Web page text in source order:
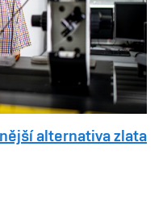
alternativa zlata